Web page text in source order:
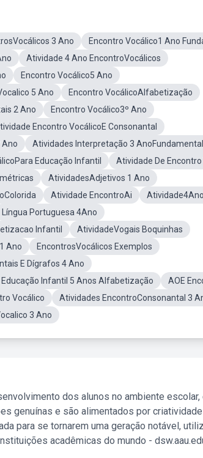
3 Ano
Encontro Vocálico1 Ano
Atividade 4 Ano EncontroVocálicos
Encontro Vocálico5 Ano
5 Ano
Encontro VocálicoAlfabetização
2 Ano
Encontro Vocálico3º Ano
Encontro VocálicoE Consonantal
Ano
Atividades Interpretação 3 AnoFundamental
Educação Infantil
Atividade De
AtividadesAdjetivos 1 Ano
Atividade EncontroAi
Língua Portuguesa 4Ano
Infantil
AtividadeVogais Boquinhas
Ano
EncontrosVocálicos Exemplos
E Dígrafos 4 Ano
Infantil 5 Anos Alfabetização
AOE
Vocálico
Atividades EncontroConsonantal 3
3 Ano
dos alunos no ambiente escolar,
genuínas e são alimentados por
para se tornarem uma geração notável,
acadêmicas do mundo -